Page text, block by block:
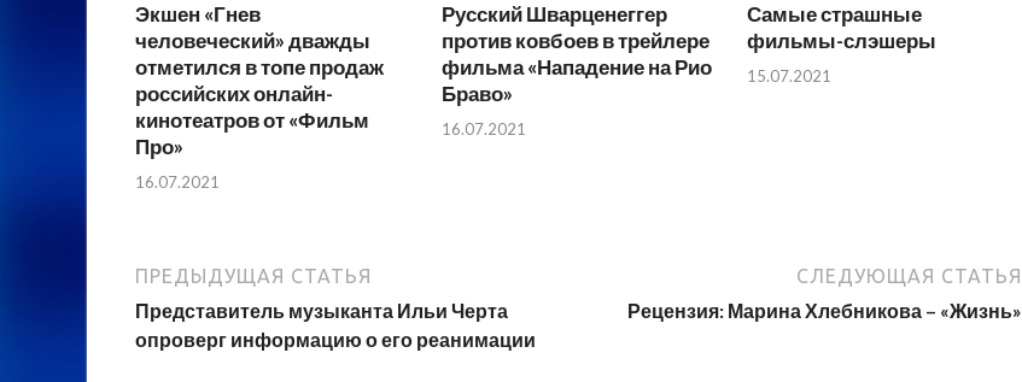
Экшен «Гнев
человеческий» дважды
отметился в топе продаж
российских онлайн-
кинотеатров от «Фильм
Про»
16.07.2021
Русский Шварценеггер
против ковбоев в трейлере
фильма «Нападение на Рио
Браво»
16.07.2021
Самые страшные
фильмы-слэшеры
15.07.2021
ПРЕДЫДУЩАЯ СТАТЬЯ
Представитель музыканта Ильи Черта
опроверг информацию о его реанимации
СЛЕДУЮЩАЯ СТАТЬЯ
Рецензия: Марина Хлебникова – «Жизнь»